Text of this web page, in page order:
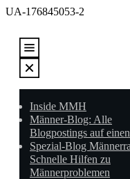
UA-176845053-2
Inside MMH
Männer-Blog: Alle
Blogpostings auf
Spezial-Blog
Schnelle Hilfen zu
Männerproblemen